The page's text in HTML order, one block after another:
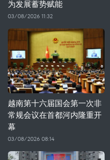
为发展蓄势赋能
03/08/2026 11:32
越南第十六届国会第一次非
常规会议在首都河内隆重开
幕
03/08/2026 08:14